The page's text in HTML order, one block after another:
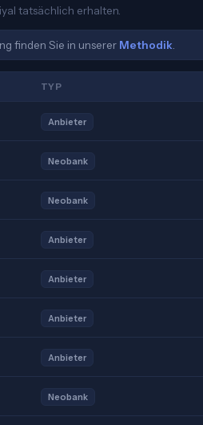
tatsächlich erhalten.
finden Sie in unserer Methodik
TYP
Anbieter
Neobank
Neobank
Anbieter
Anbieter
Anbieter
Anbieter
Neobank